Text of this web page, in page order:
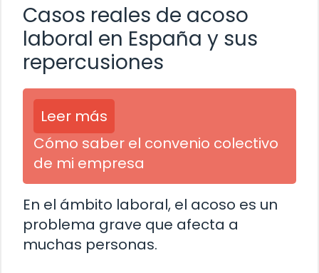
Casos reales de acoso
laboral en España y sus
repercusiones
Leer más
Cómo saber el convenio colectivo
de mi empresa
En el ámbito laboral, el acoso es un
problema grave que afecta a
muchas personas.